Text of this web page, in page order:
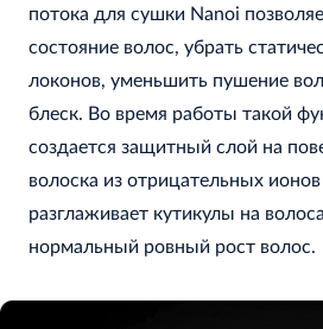
потока для сушки Nanoi
состояние волос, убрать
локонов, уменьшить пушение
блеск. Во время работы такой
создается защитный слой на
волоска из отрицательных
разглаживает кутикулы на
нормальный ровный рост волос.